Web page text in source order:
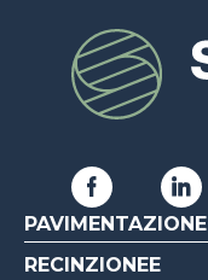
PAVIMENTAZIONE
RECINZIONEE